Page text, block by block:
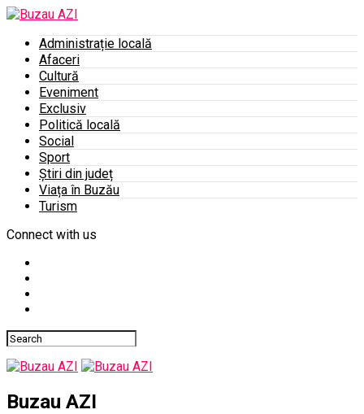
Administrație locală
Afaceri
Cultură
Eveniment
Exclusiv
Politică locală
Social
Sport
Știri din județ
Viața în Buzău
Turism
Connect with us
Buzau AZI